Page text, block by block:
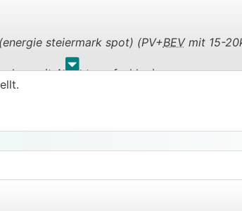
. .
steiermark spot) (PV+BEVmit 15-
mit Anbieteraufschlag)